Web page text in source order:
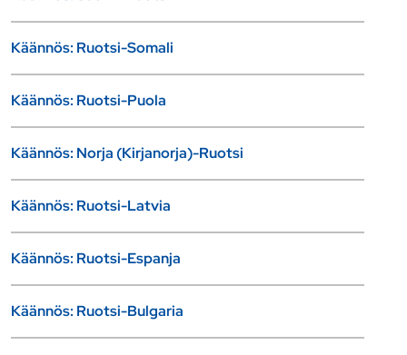
Käännös: Ruotsi-Somali
Käännös: Ruotsi-Puola
Käännös: Norja (Kirjanorja)-Ruotsi
Käännös: Ruotsi-Latvia
Käännös: Ruotsi-Espanja
Käännös: Ruotsi-Bulgaria